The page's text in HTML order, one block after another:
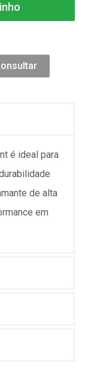
é ideal para
de alta
em